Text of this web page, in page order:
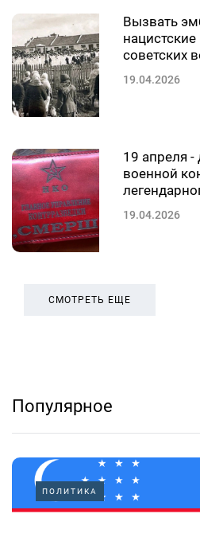
Вызвать
советских
19.04.2026
19 апреля -
военной
19.04.2026
СМОТРЕТЬ ЕЩЕ
Популярное
ПОЛИТИКА